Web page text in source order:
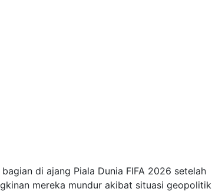
di ajang Piala Dunia FIFA 2026 setelah
mereka mundur akibat situasi geopolitik